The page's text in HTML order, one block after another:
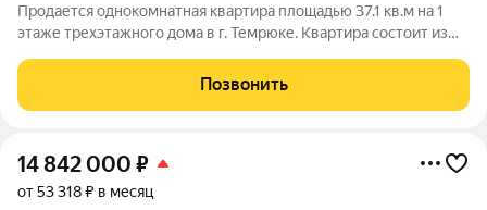
Продается однокомнатная квартира площадью 37.1 кв.м на 1
этаже трехэтажного дома в г. Темрюке. Квартира состоит из
санузла, балкона Автономное газовое отопление, что
значительно экономит расходы на
Позвонить
14 842 000 ₽
от 53 318 ₽ в месяц